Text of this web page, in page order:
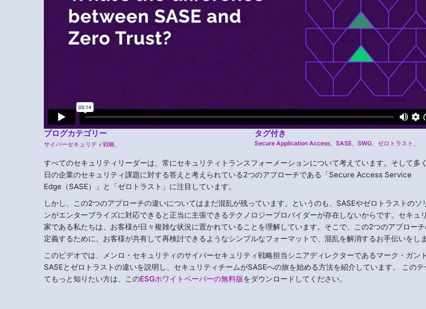
ブログカテゴリー
サイバーセキュリティ戦略
タグ付き
Secure Application Access、 SASE、 SWG、 ゼロトラスト
すべてのセキュリティリーダーは、常にセキュリティトランスフォーメーションについて考えています。そして多
日の企業のセキュリティ課題に対する答えと考えられている2つのアプローチである「Secure Access Service
Edge（SASE）」と「ゼロトラスト」に注目しています。
しかし、この2つのアプローチの違いについてはまだ混乱が残っています。というのも、SASEやゼロトラストのソ
ンがエンタープライズに対応できると正当に主張できるテクノロジープロバイダーが存在しないからです。セキュ
家である私たちは、お客様が日々複雑な状況に置かれていることを理解しています。そこで、この2つのアプロー
定義するために、お客様が共有して再検討できるようなシンプルなフォーマットで、混乱を解消するお手伝いをしま
このビデオでは、メンロ・セキュリティのサイバーセキュリティ戦略担当シニアディレクターであるマーク・ガン
SASEとゼロトラストの違いを説明し、セキュリティチームがSASEへの旅を始める方法を紹介しています。 この
てもっと知りたい方は、このESGホワイトペーパーの無料版をダウンロードしてください。